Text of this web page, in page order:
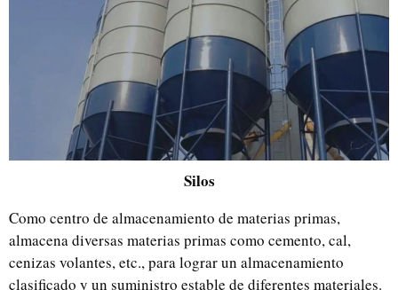
Silos
Como centro de almacenamiento de materias primas,
almacena diversas materias primas como cemento, cal,
cenizas volantes, etc., para lograr un almacenamiento
clasificado y un suministro estable de diferentes materiales.